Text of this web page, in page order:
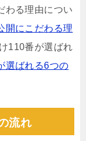
わる理由につい
開にこだわる理
110番が選ばれ
選ばれる6つの
流れ